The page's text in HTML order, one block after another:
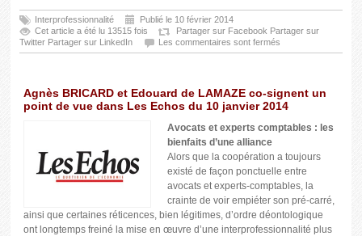
Interprofessionnalité
Publié le 10 février 2014
Cet article a été lu 13515 fois
Partager sur Facebook Partager sur
Twitter Partager sur LinkedIn Les commentaires sont fermés
Agnès BRICARD et Edouard de LAMAZE co-signent un
point de vue dans Les Echos du 10 janvier 2014
Avocats et experts comptables : les
bienfaits d’une alliance
Alors que la coopération a toujours
existé de façon ponctuelle entre
avocats et experts-comptables, la
crainte de voir empiéter son pré-carré,
ainsi que certaines réticences, bien légitimes, d’ordre déontologique
ont longtemps freiné la mise en œuvre d’une interprofessionnalité plus